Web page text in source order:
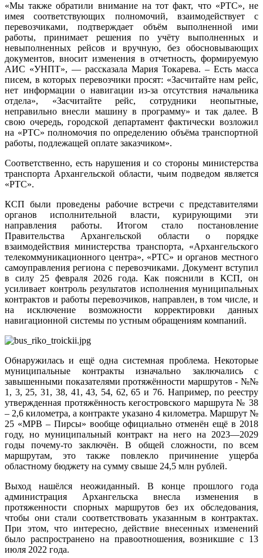
«Мы также обратили внимание на тот факт, что «РТС», не
имея соответствующих полномочий, взаимодействует с
перевозчиками, подтверждает объём выполненной ими
работы, принимает решения по учёту выполненных и
невыполненных рейсов и вручную, без обосновывающих
документов, вносит изменения в отчетность, формируемую
АИС «УНПТ», — рассказала Мария Токарева. – Есть масса
писем, в которых перевозчики просят: «Засчитайте нам рейс,
нет информации о навигации из-за отсутствия начальника
отдела», «Засчитайте рейс, сотрудники неопытные,
неправильно внесли машину в программу» и так далее. В
свою очередь, городской департамент фактически возложил
на «РТС» полномочия по определению объёма транспортной
работы, подлежащей оплате заказчиком».
Соответственно, есть нарушения и со стороны министерства
транспорта Архангельской области, чьим подведом является
«РТС».
КСП были проведены рабочие встречи с представителями
органов исполнительной власти, курирующими эти
направления работы. Итогом стало постановление
Правительства Архангельской области о порядке
взаимодействия министерства транспорта, «Архангельского
телекоммуникационного центра», «РТС» и органов местного
самоуправления региона с перевозчиками. Документ вступил
в силу 25 февраля 2026 года. Как пояснили в КСП, он
усиливает контроль результатов исполнения муниципальных
контрактов и работы перевозчиков, направлен, в том числе, и
на исключение возможности корректировки данных
навигационной системы по устным обращениям компаний.
Обнаружилась и ещё одна системная проблема. Некоторые
муниципальные контракты изначально заключались с
завышенными показателями протяжённости маршрутов - №№
1, 3, 25, 31, 38, 41, 43, 54, 62, 65 и 76. Например, по реестру
утвержденная протяжённость кегостровского маршрута № 38
– 2,6 километра, а контракте указано 4 километра. Маршрут №
25 «МРВ – Пирсы» вообще официально отменён ещё в 2018
году, но муниципальный контракт на него на 2023—2029
годы почему-то заключён. В общей сложности, по всем
маршрутам, это также повлекло причинение ущерба
областному бюджету на сумму свыше 24,5 млн рублей.
Выход нашёлся неожиданный. В конце прошлого года
администрация Архангельска внесла изменения в
протяженности спорных маршрутов без их обследования,
чтобы они стали соответствовать указанным в контрактах.
При этом, что интересно, действие внесенных изменений
было распространено на правоотношения, возникшие с 13
июля 2022 года.